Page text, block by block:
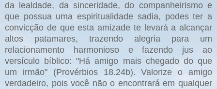
da lealdade, da sinceridade, do companheirismo e
que possua uma espiritualidade sadia, podes ter a
convicção de que esta amizade te levará a alcançar
altos patamares, trazendo alegria para um
relacionamento harmonioso e fazendo jus ao
versículo bíblico: "Há amigo mais chegado do que
um irmão" (Provérbios 18.24b). Valorize o amigo
verdadeiro, pois você não o encontrará em qualquer